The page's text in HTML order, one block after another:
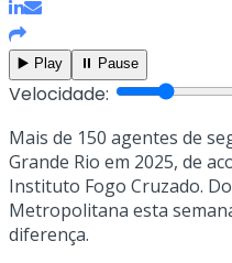
▶️ Play ⏸️ Pause
Velocidade:
Mais de 150 agentes de
Grande Rio em 2025, de
Instituto Fogo Cruzado.
Metropolitana esta
diferença.